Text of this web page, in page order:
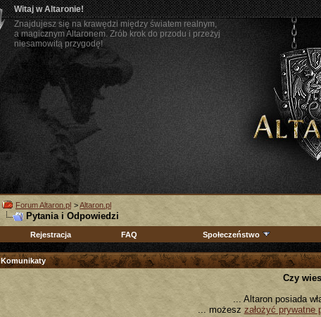
Witaj w Altaronie!
Znajdujesz się na krawędzi między światem realnym,
a magicznym Altaronem. Zrób krok do przodu i przeżyj
niesamowitą przygodę!
Forum Altaron.pl >Altaron.pl
Pytania i Odpowiedzi
Rejestracja FAQ Społeczeństwo
Komunikaty
Czy
... Altaron posiada
... możesz założyć prywatne